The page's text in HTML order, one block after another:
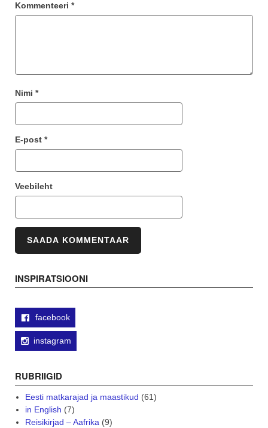
Kommenteeri *
Nimi *
E-post *
Veebileht
INSPIRATSIOONI
facebook
instagram
RUBRIIGID
Eesti matkarajad ja maastikud (61)
in English (7)
Reisikirjad – Aafrika(9)